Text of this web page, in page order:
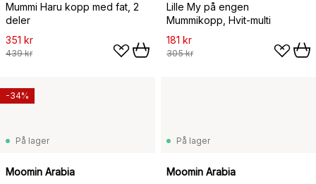
Mummi Haru kopp med fat, 2
deler
351 kr
439 kr
Lille My på engen
Mummikopp, Hvit-multi
181 kr
305 kr
På lager
Moomin Arabia
-34%
På lager
Moomin Arabia